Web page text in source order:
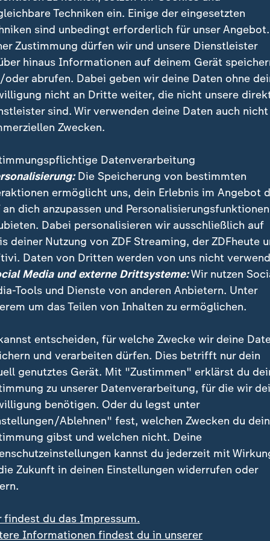
Leiterin des ZDF-Landesstudios Hessen
Konflikt
Tötung Hilfesuchender vor: Nach dem Tod
im Gazastreifen wächst die Kritik an Israel.
erheben das UN-Menschenrechtsbüro und auch
WHO.
finden Sie auf unserer Themenseite zum
Liveblog.
Krieg passiert ist
Ukraine und Russland: Vertreter Russlands und
ihre im Frühjahr aufgenommenen
Wolodymyr Selenskyjhatte die
aber gedämpft.
zur Lage und zu Reaktionen erhalten Sie
zu Russlands Angriff auf die Ukraine.
noch wichtig ist
Hotzo nach Häme über Trump-Attentat: Der
El Hotzo muss sich ab heute in einem
verantworten. Der 29-Jährige hatte sich auf X
Trump geäußert, der mitten im Wahlkampf um das
Schüssen verletzt worden war. Die
Straftat vor. Die Anwältin des Comedians
Äußerung.
Techniken ein. Einige der eingesetzten
sind unbedingt erforderlich für unser
Zustimmung dürfen wir und unsere Dienstleister
hinaus Informationen auf deinem Gerät
oder abrufen. Dabei geben wir deine Daten ohne
nicht an Dritte weiter, die nicht unsere
sind. Wir verwenden deine Daten auch nicht
Zwecken.
Datenverarbeitung
Die Speicherung von bestimmten
ermöglicht uns, dein Erlebnis im Angebot
an dich anzupassen und Personalisierungsfunktionen
Dabei personalisieren wir ausschließlich auf
deiner Nutzung von ZDF Streaming, der ZDFheute
Daten von Dritten werden von uns nicht
Media und externe Drittsysteme:Wir nutzen
Tools und Dienste von anderen Anbietern. Unter
um das Teilen von Inhalten zu ermöglichen.
entscheiden, für welche Zwecke wir deine
und verarbeiten dürfen. Dies betrifft nur dein
genutztes Gerät. Mit "Zustimmen" erklärst du
zu unserer Datenverarbeitung, für die wir
benötigen. Oder du legst unter
Ablehnen" fest, welchen Zwecken du
gibst und welchen nicht. Deine
kannst du jederzeit mit
Zukunft in deinen Einstellungen widerrufen oder
findest du das Impressum.
Informationen findest du in unserer